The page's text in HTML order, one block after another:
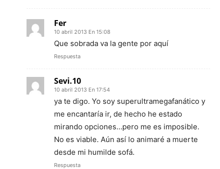
Fer
10 abril 2013 En 15:08
Que sobrada va la gente por aquí
Respuesta
Sevi.10
10 abril 2013 En 17:54
ya te digo. Yo soy superultramegafanático y
me encantaría ir, de hecho he estado
mirando opciones…pero me es imposible.
No es viable. Aún así lo animaré a muerte
desde mi humilde sofá.
Respuesta